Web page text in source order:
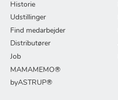
Historie
Udstillinger
Find medarbejder
Distributører
Job
MAMAMEMO®
byASTRUP®